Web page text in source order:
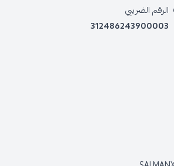
الرقم الضريبي
312486243900003